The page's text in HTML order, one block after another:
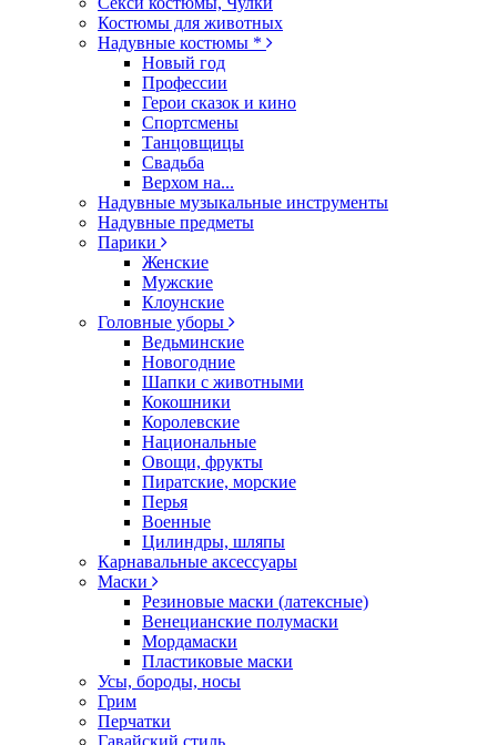
Костюмы для животных
Надувные костюмы *
Новый год
Профессии
Герои сказок и кино
Спортсмены
Танцовщицы
Свадьба
Верхом на...
Надувные музыкальные инструменты
Надувные предметы
Парики
Женские
Мужские
Клоунские
Головные уборы
Ведьминские
Новогодние
Шапки с животными
Кокошники
Королевские
Национальные
Овощи, фрукты
Пиратские, морские
Перья
Военные
Цилиндры, шляпы
Карнавальные аксессуары
Маски
Резиновые маски (латексные)
Венецианские полумаски
Мордамаски
Пластиковые маски
Усы, бороды, носы
Грим
Перчатки
Гавайский стиль